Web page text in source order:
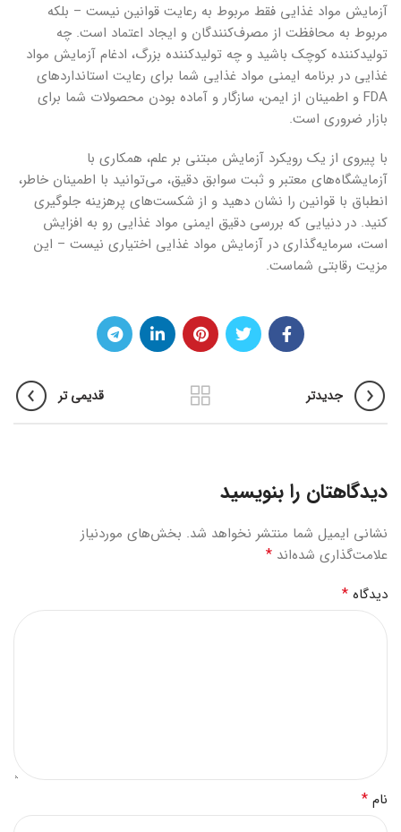
آزمایش مواد غذایی فقط مربوط به رعایت قوانین نیست – بلکه
مربوط به محافظت از مصرف‌کنندگان و ایجاد اعتماد است. چه
تولیدکننده کوچک باشید و چه تولیدکننده بزرگ، ادغام آزمایش مواد
غذایی در برنامه ایمنی مواد غذایی شما برای رعایت استانداردهای
FDA و اطمینان از ایمن، سازگار و آماده بودن محصولات شما برای
بازار ضروری است.
با پیروی از یک رویکرد آزمایش مبتنی بر علم، همکاری با
آزمایشگاه‌های معتبر و ثبت سوابق دقیق، می‌توانید با اطمینان خاطر،
انطباق با قوانین را نشان دهید و از شکست‌های پرهزینه جلوگیری
کنید. در دنیایی که بررسی دقیق ایمنی مواد غذایی رو به افزایش
است، سرمایه‌گذاری در آزمایش مواد غذایی اختیاری نیست – این
مزیت رقابتی شماست.
جدیدتر قدیمی تر
دیدگاهتان را بنویسید
نشانی ایمیل شما منتشر نخواهد شد. بخش‌های موردنیاز
علامت‌گذاری شده‌اند *
دیدگاه *
نام *